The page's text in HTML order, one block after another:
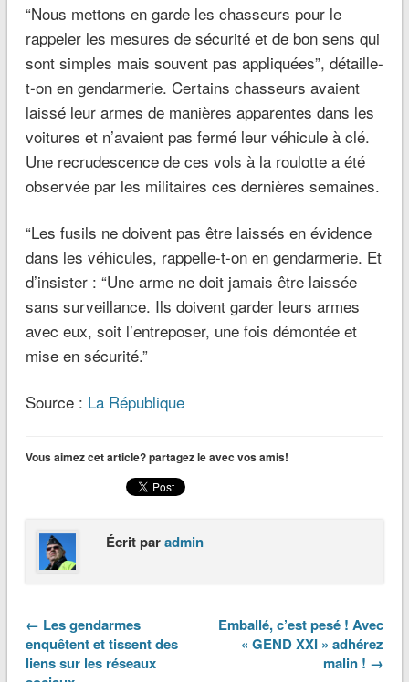
“Nous mettons en garde les chasseurs pour le
rappeler les mesures de sécurité et de bon sens qui
sont simples mais souvent pas appliquées”, détaille-
t-on en gendarmerie. Certains chasseurs avaient
laissé leur armes de manières apparentes dans les
voitures et n’avaient pas fermé leur véhicule à clé.
Une recrudescence de ces vols à la roulotte a été
observée par les militaires ces dernières semaines.
“Les fusils ne doivent pas être laissés en évidence
dans les véhicules, rappelle-t-on en gendarmerie. Et
d’insister : “Une arme ne doit jamais être laissée
sans surveillance. Ils doivent garder leurs armes
avec eux, soit l’entreposer, une fois démontée et
mise en sécurité.”
Source : La République
Vous aimez cet article? partagez le avec vos amis!
Écrit paradmin
← Les gendarmes
enquêtent et tissent des
liens sur les réseaux
Emballé, c’est pesé ! Avec
« GEND XXI » adhérez
malin ! →